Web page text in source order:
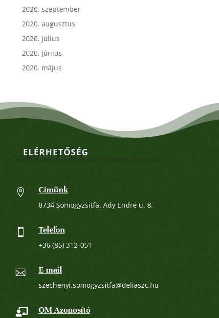
2020. szeptember
2020. augusztus
2020. július
2020. június
2020. május
ELÉRHETŐSÉG
 Címünk
8734 Somogyzsitfa, Ady Endre u. 8.
 Telefon
+36 (85) 312-051
 E-mail
szechenyi.somogyzsitfa@deliaszc.hu
 OM Azonosító